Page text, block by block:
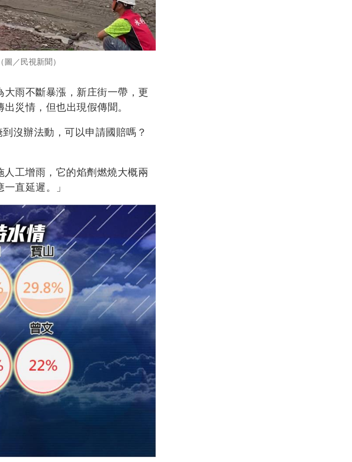
／民視新聞）
雨不斷暴漲，新庄街一帶，更
災情，但也出現假傳聞。
沒辦法動，可以申請國賠嗎？
工增雨，它的焰劑燃燒大概兩
直延遲。」